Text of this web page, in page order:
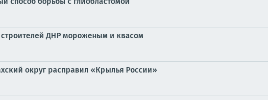
ДНР мороженым и квасом
округ расправил «Крылья России»